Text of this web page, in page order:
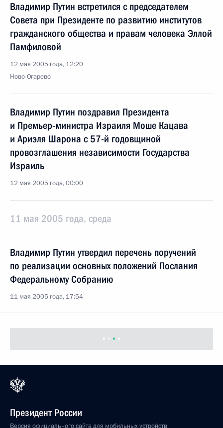
Владимир Путин встретился с председателем
Совета при Президенте по развитию институтов
гражданского общества и правам человека Эллой
Памфиловой
12 мая 2005 года, 12:20
Ново-Огарево
Владимир Путин поздравил Президента
и Премьер-министра Израиля Моше Кацава
и Ариэля Шарона с 57-й годовщиной
провозглашения независимости Государства
Израиль
12 мая 2005 года, 00:00
11 мая 2005 года, среда
Владимир Путин утвердил перечень поручений
по реализации основных положений Послания
Федеральному Собранию
11 мая 2005 года, 17:54
Президент России
Версия официального сайта для мобильных устройств